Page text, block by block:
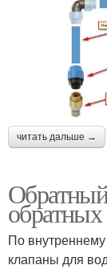
читать дальше →
По
клапаны для